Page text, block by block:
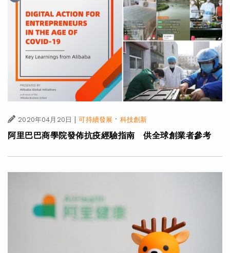
2020年04月20日 | 可持續發展 · 科技創新
阿里巴巴商學院發佈抗疫經驗指南 供全球創業者參考